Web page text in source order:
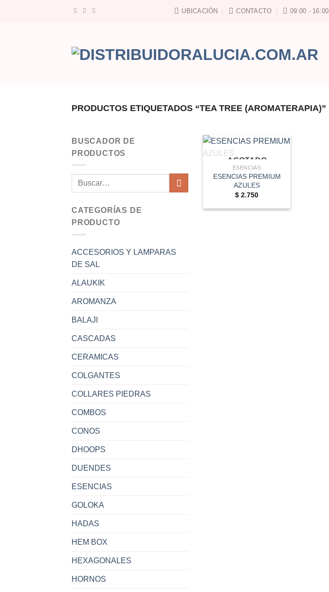
UBICACIÓN CONTACTO 09:00 - 16:00
PRODUCTOS ETIQUETADOS “TEA TREE (AROMATERAPIA)”
BUSCADOR DE
PRODUCTOS
Buscar
CATEGORÍAS DE
PRODUCTO
ACCESORIOS Y LAMPARAS
DE SAL
ALAUKIK
AROMANZA
BALAJI
CASCADAS
CERAMICAS
COLGANTES
COLLARES PIEDRAS
COMBOS
CONOS
DHOOPS
DUENDES
ESENCIAS
GOLOKA
HADAS
HEM BOX
HEXAGONALES
HORNOS
AGOTADO
ESENCIAS
ESENCIAS PREMIUM
AZULES
$ 2.750